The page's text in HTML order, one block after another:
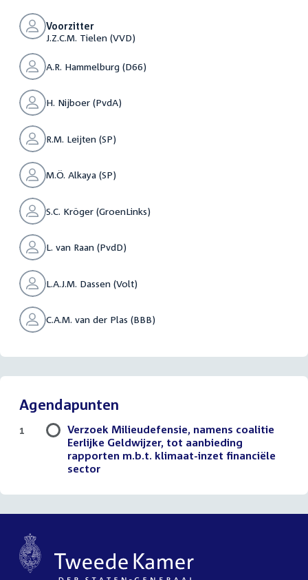
Voorzitter
J.Z.C.M. Tielen (VVD)
A.R. Hammelburg (D66)
H. Nijboer (PvdA)
R.M. Leijten (SP)
M.Ö. Alkaya (SP)
S.C. Kröger (GroenLinks)
L. van Raan (PvdD)
L.A.J.M. Dassen (Volt)
C.A.M. van der Plas (BBB)
Agendapunten
Verzoek Milieudefensie, namens coalitie
Eerlijke Geldwijzer, tot aanbieding
rapporten m.b.t. klimaat-inzet financiële
sector
1